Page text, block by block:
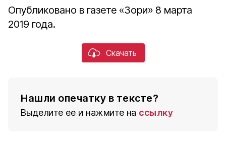
Опубликовано в газете «Зори» 8 марта
2019 года.
Скачать
Нашли опечатку в тексте?
Выделите ее и нажмите на ссылку